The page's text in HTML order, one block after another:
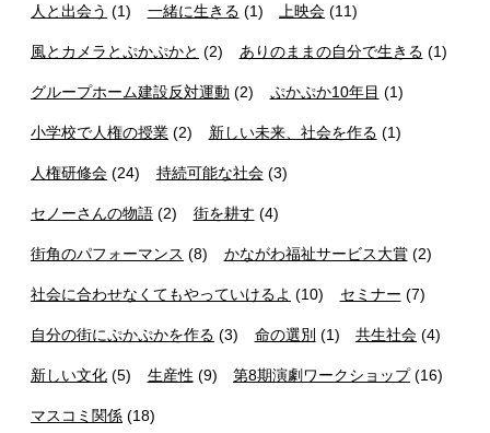
人と出会う (1) 一緒に生きる (1) 上映会 (11)
風とカメラとぷかぷかと (2) ありのままの自分で生きる (1)
グループホーム建設反対運動 (2) ぷかぷか10年目 (1)
小学校で人権の授業 (2) 新しい未来、社会を作る (1)
人権研修会 (24) 持続可能な社会(3)
セノーさんの物語 (2) 街を耕す (4)
街角のパフォーマンス (8) かながわ福祉サービス大賞(2)
社会に合わせなくてもやっていけるよ (10) セミナー (7)
自分の街にぷかぷかを作る (3) 命の選別 (1) 共生社会 (4)
新しい文化 (5) 生産性 (9) 第8期演劇ワークショップ(16)
マスコミ関係 (18)